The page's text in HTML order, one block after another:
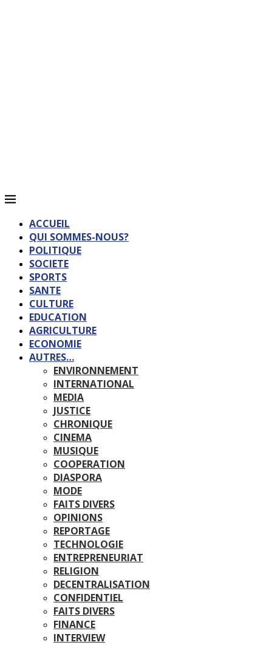
ACCUEIL
QUI SOMMES-NOUS?
POLITIQUE
SOCIETE
SPORTS
SANTE
CULTURE
EDUCATION
AGRICULTURE
ECONOMIE
AUTRES…
ENVIRONNEMENT
INTERNATIONAL
MEDIA
JUSTICE
CHRONIQUE
CINEMA
MUSIQUE
COOPERATION
DIASPORA
MODE
FAITS DIVERS
OPINIONS
REPORTAGE
TECHNOLOGIE
ENTREPRENEURIAT
RELIGION
DECENTRALISATION
CONFIDENTIEL
FAITS DIVERS
FINANCE
INTERVIEW